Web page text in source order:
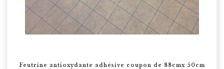
Feutrine antioxydante adhésive coupon de 88cmx 50cm